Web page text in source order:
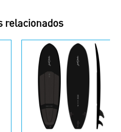
relacionados